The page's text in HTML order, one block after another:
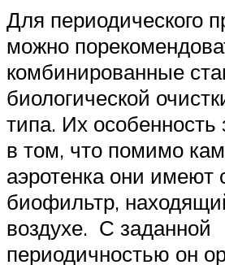
Для периодического
можно
комбинированные
биологической
типа. Их особенность
в том, что помимо
аэротенка они имеют
биофильтр,
воздухе. С заданной
периодичностью он